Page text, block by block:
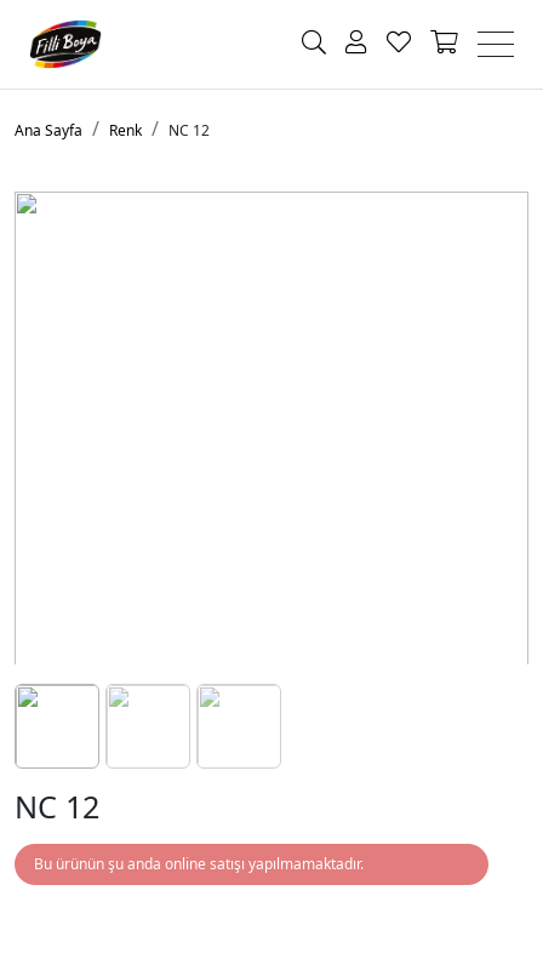
Ana Sayfa Renk NC 12
NC 12
Bu ürünün şu anda online satışı yapılmamaktadır.